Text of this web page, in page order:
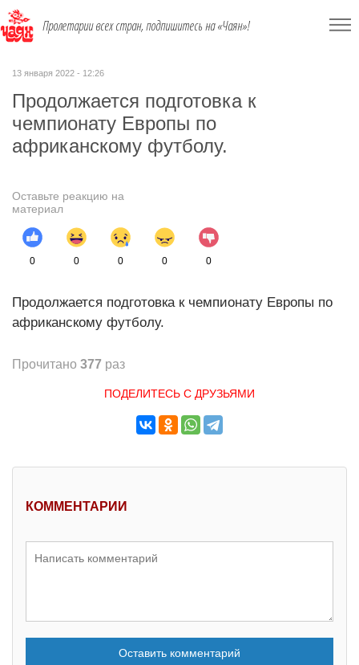
Пролетарии всех стран, подпишитесь на «Чаян»!
13 января 2022 - 12:26
Продолжается подготовка к
чемпионату Европы по
африканскому футболу.
Оставьте реакцию на
материал
0 0 0 0 0
Продолжается подготовка к чемпионату Европы по
африканскому футболу.
Прочитано 377 раз
ПОДЕЛИТЕСЬ С ДРУЗЬЯМИ
КОММЕНТАРИИ
Оставить комментарий